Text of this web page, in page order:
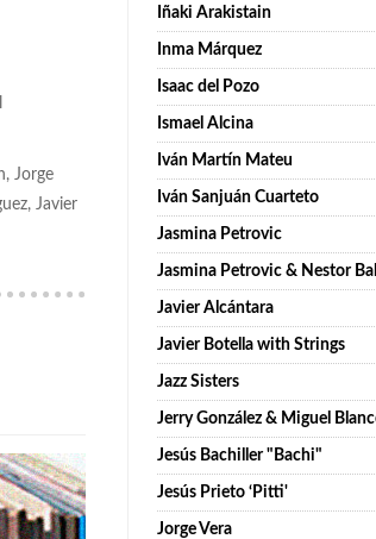
Jorge
Javier
Iñaki Arakistain
Inma Márquez
Isaac del Pozo
Ismael Alcina
Iván Martín Mateu
Iván Sanjuán Cuarteto
Jasmina Petrovic
Jasmina Petrovic & Nestor
Javier Alcántara
Javier Botella with Strings
Jazz Sisters
Jerry González & Miguel
Jesús Bachiller "Bachi"
Jesús Prieto ‘Pitti'
Jorge Vera